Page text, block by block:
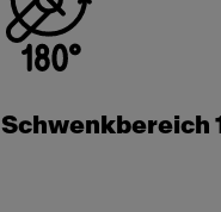
Schwenkbereich